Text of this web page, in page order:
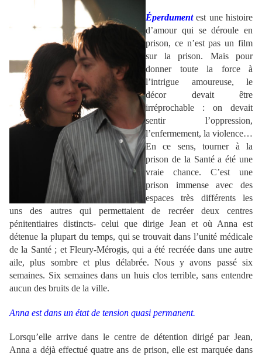
Éperdumentest une histoire
d’amour qui se déroule en
prison, ce n’est pas un film
sur la prison. Mais pour
donner toute la force à
l’intrigue amoureuse, le
décor devait être
irréprochable : on devait
sentir l’oppression,
l’enfermement, la violence…
En ce sens, tourner à la
prison de la Santé a été une
vraie chance. C’est une
prison immense avec des
espaces très différents les
uns des autres qui permettaient de recréer deux centres
pénitentiaires distincts- celui que dirige Jean et où Anna est
détenue la plupart du temps, qui se trouvait dans l’unité médicale
de la Santé ; et Fleury-Mérogis, qui a été recréée dans une autre
aile, plus sombre et plus délabrée. Nous y avons passé six
semaines. Six semaines dans un huis clos terrible, sans entendre
aucun des bruits de la ville.
Anna est dans un état de tension quasi permanent.
Lorsqu’elle arrive dans le centre de détention dirigé par Jean,
Anna a déjà effectué quatre ans de prison, elle est marquée dans